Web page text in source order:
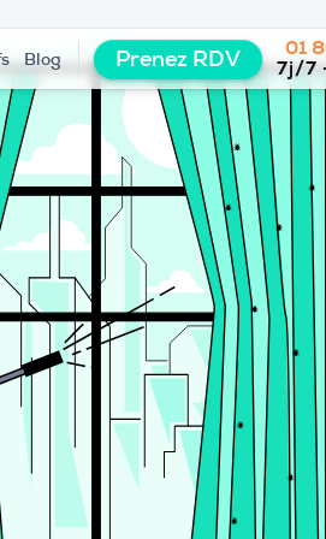
Blog Prenez RDV
01
7j/7